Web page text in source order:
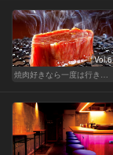
Vol.6
焼肉好きなら一度は行きたい、レジェンド的な有名店